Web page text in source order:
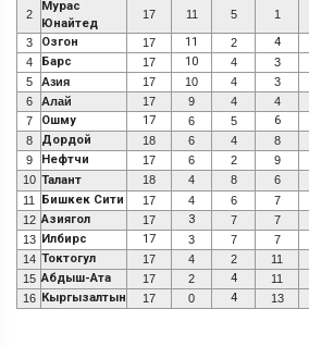
2
Мурас
Юнайтед
17 11 5 1
3 Озгон 17 11 2 4
4 Барс 17 10 4 3
5 Азия 17 10 4 3
6
Алай 17 9 4 4
7
Ошму 17 6 5 6
8 Дордой 18 6 4 8
9 Нефтчи 17 6 2 9
10 Талант 18 4 8 6
11
Бишкек Сити 17 4 6 7
12 Азиягол 17 3 7 7
13 Илбирс 17 3 7 7
14 Токтогул 17 4 2 11
15 Абдыш-Ата 17 2 4 11
16 Кыргызалтын 17 0 4 13